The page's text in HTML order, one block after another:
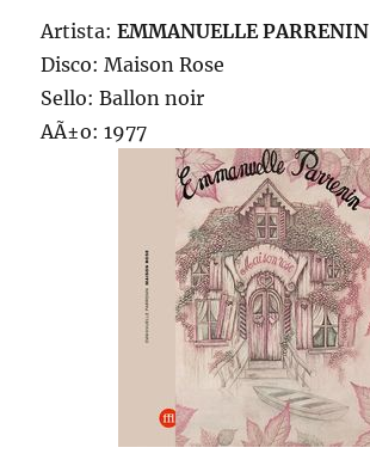
Artista:EMMANUELLE PARRENIN
Disco: Maison Rose
Sello: Ballon noir
AÃ±o: 1977